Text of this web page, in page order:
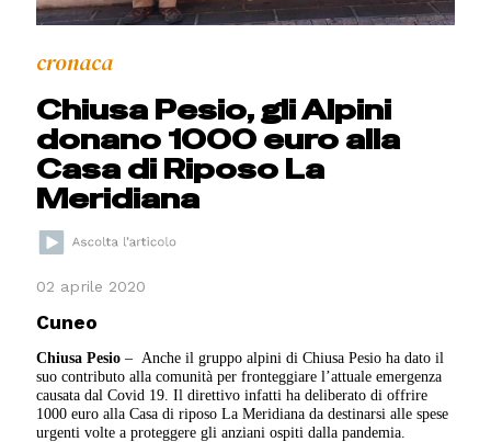
cronaca
Chiusa Pesio, gli Alpini
donano 1000 euro alla
Casa di Riposo La
Meridiana
02 aprile 2020
Cuneo
Chiusa Pesio – Anche il gruppo alpini di Chiusa Pesio ha dato il
suo contributo alla comunità per fronteggiare l’attuale emergenza
causata dal Covid 19. Il direttivo infatti ha deliberato di offrire
1000 euro alla Casa di riposo La Meridiana da destinarsi alle spese
urgenti volte a proteggere gli anziani ospiti dalla pandemia.